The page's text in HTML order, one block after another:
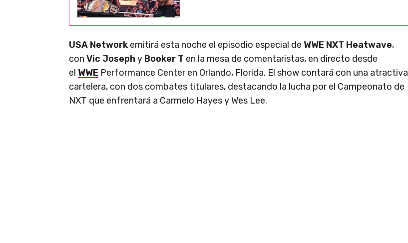
USA Network emitirá esta noche el episodio especial de WWE NXT Heatwave,
con Vic Joseph y Booker T en la mesa de comentaristas, en directo desde
el WWE Performance Center en Orlando, Florida. El show contará con una atractiva
cartelera, con dos combates titulares, destacando la lucha por el Campeonato de
NXT que enfrentará a Carmelo Hayes y Wes Lee.